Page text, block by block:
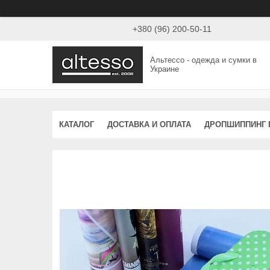
+380 (96) 200-50-11
Альтессо - одежда и сумки в
Украине
КАТАЛОГ ДОСТАВКА И ОПЛАТА ДРОПШИППИНГ